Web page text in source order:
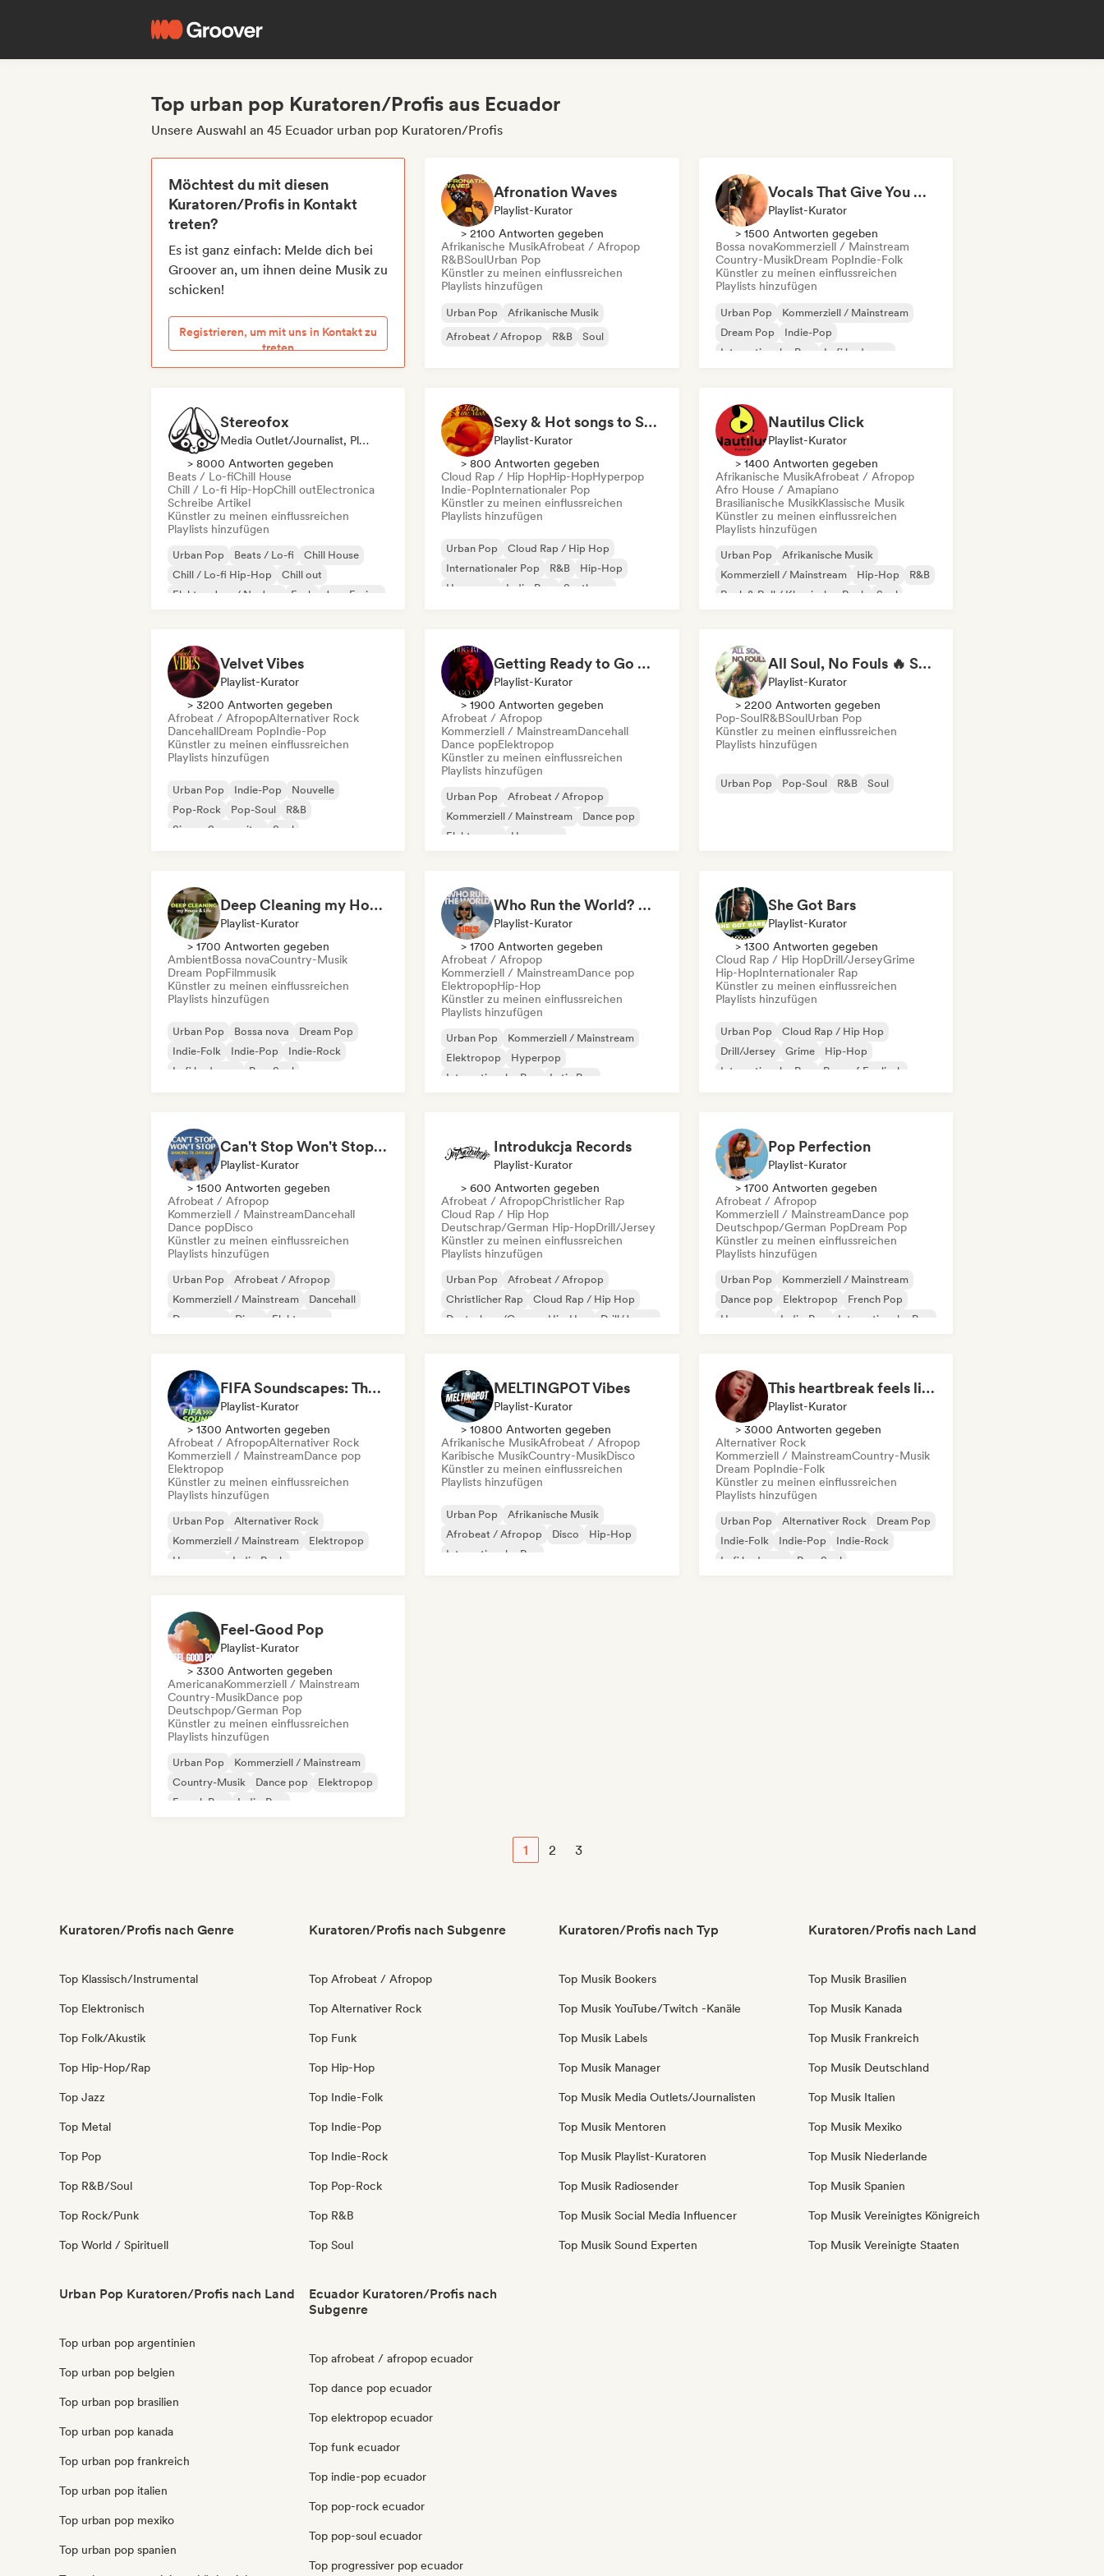
Top urban pop Kuratoren/Profis aus Ecuador
Unsere Auswahl an 45 Ecuador urban pop Kuratoren/Profis
Möchtest du mit diesen
Kuratoren/Profis in Kontakt
treten?
Es ist ganz einfach: Melde dich bei
Groover an, um ihnen deine Musik zu
schicken!
Registrieren, um mit uns in Kontakt zu
treten
Afronation Waves
Playlist-Kurator
> 2100 Antworten gegeben
Afrikanische MusikAfrobeat / Afropop
R&BSoulUrban Pop
Künstler zu meinen einflussreichen
Playlists hinzufügen
Urban Pop
Afrikanische Musik
Afrobeat / Afropop
R&B Soul
Vocals That Give You Chills
Playlist-Kurator
> 1500 Antworten gegeben
Bossa novaKommerziell / Mainstream
Country-MusikDream PopIndie-Folk
Künstler zu meinen einflussreichen
Playlists hinzufügen
Urban Pop
Kommerziell / Mainstream
Dream Pop
Indie-Pop
Internationaler Pop
Lofi bedroom
Stereofox
Media Outlet/Journalist, Playlist-Kurator
> 8000 Antworten gegeben
Beats / Lo-fiChill House
Chill / Lo-fi Hip-HopChill outElectronica
Schreibe Artikel
Künstler zu meinen einflussreichen
Playlists hinzufügen
Urban Pop Beats / Lo-fi
Chill House
Chill / Lo-fi Hip-Hop
Chill out
Elektro-Jazz / Nu Jazz
Funk Jazz-Fusion
Sexy & Hot songs to Set the Mood 🥀 🥵
Playlist-Kurator
> 800 Antworten gegeben
Cloud Rap / Hip HopHip-HopHyperpop
Indie-PopInternationaler Pop
Künstler zu meinen einflussreichen
Playlists hinzufügen
Urban Pop
Cloud Rap / Hip Hop
Internationaler Pop
R&B
Hip-Hop
Hyperpop
Indie-Pop Synthpop
Nautilus Click
Playlist-Kurator
> 1400 Antworten gegeben
Afrikanische MusikAfrobeat / Afropop
Afro House / Amapiano
Brasilianische MusikKlassische Musik
Künstler zu meinen einflussreichen
Playlists hinzufügen
Urban Pop
Afrikanische Musik
Kommerziell / Mainstream
Hip-Hop
R&B
Rock & Roll / Klassischer Rock
Soul
Velvet Vibes
Playlist-Kurator
> 3200 Antworten gegeben
Afrobeat / AfropopAlternativer Rock
DancehallDream PopIndie-Pop
Künstler zu meinen einflussreichen
Playlists hinzufügen
Urban Pop Indie-Pop
Nouvelle
Pop-Rock
Pop-Soul
R&B
Singer-Songwriter
Soul
Getting Ready to Go Out 🍒💋
Playlist-Kurator
> 1900 Antworten gegeben
Afrobeat / Afropop
Kommerziell / MainstreamDancehall
Dance popElektropop
Künstler zu meinen einflussreichen
Playlists hinzufügen
Urban Pop
Afrobeat / Afropop
Kommerziell / Mainstream
Dance pop
Elektropop
Hyperpop
All Soul, No Fouls 🔥 Smooth Contemporary R&B & Neo Soul
Playlist-Kurator
> 2200 Antworten gegeben
Pop-SoulR&BSoulUrban Pop
Künstler zu meinen einflussreichen
Playlists hinzufügen
Urban Pop Pop-Soul R&B Soul
Deep Cleaning my House and Life 🫧 Bedroom Pop & Indie Pop
Playlist-Kurator
> 1700 Antworten gegeben
AmbientBossa novaCountry-Musik
Dream PopFilmmusik
Künstler zu meinen einflussreichen
Playlists hinzufügen
Urban Pop Bossa nova
Dream Pop
Indie-Folk
Indie-Pop
Indie-Rock
Lofi bedroom
Pop-Soul
Who Run the World? Girls! 🔥 Female Empowerment Pop & Girl-Power Anthems
Playlist-Kurator
> 1700 Antworten gegeben
Afrobeat / Afropop
Kommerziell / MainstreamDance pop
ElektropopHip-Hop
Künstler zu meinen einflussreichen
Playlists hinzufügen
Urban Pop
Kommerziell / Mainstream
Elektropop
Hyperpop
Internationaler Pop
Latin Pop
She Got Bars
Playlist-Kurator
> 1300 Antworten gegeben
Cloud Rap / Hip HopDrill/JerseyGrime
Hip-HopInternationaler Rap
Künstler zu meinen einflussreichen
Playlists hinzufügen
Urban Pop
Cloud Rap / Hip Hop
Drill/Jersey
Grime
Hip-Hop
Internationaler Rap
Rap auf Englisch
Can't Stop Won't Stop 🪩 Electropop, Dance-Pop & Nu Disco
Playlist-Kurator
> 1500 Antworten gegeben
Afrobeat / Afropop
Kommerziell / MainstreamDancehall
Dance popDisco
Künstler zu meinen einflussreichen
Playlists hinzufügen
Urban Pop
Afrobeat / Afropop
Kommerziell / Mainstream
Dancehall
Dance pop
Disco
Elektropop
Introdukcja Records
Playlist-Kurator
> 600 Antworten gegeben
Afrobeat / AfropopChristlicher Rap
Cloud Rap / Hip Hop
Deutschrap/German Hip-HopDrill/Jersey
Künstler zu meinen einflussreichen
Playlists hinzufügen
Urban Pop
Afrobeat / Afropop
Christlicher Rap
Cloud Rap / Hip Hop
Deutschrap/German Hip-Hop
Drill/Jersey
Pop Perfection
Playlist-Kurator
> 1700 Antworten gegeben
Afrobeat / Afropop
Kommerziell / MainstreamDance pop
Deutschpop/German PopDream Pop
Künstler zu meinen einflussreichen
Playlists hinzufügen
Urban Pop
Kommerziell / Mainstream
Dance pop
Elektropop
French Pop
Hyperpop
Indie-Pop Internationaler Pop
FIFA Soundscapes: The Ultimate Soundtrack ⚽️ Festival Indie, Electropop & Dance Anthems
Playlist-Kurator
> 1300 Antworten gegeben
Afrobeat / AfropopAlternativer Rock
Kommerziell / MainstreamDance pop
Elektropop
Künstler zu meinen einflussreichen
Playlists hinzufügen
Urban Pop
Alternativer Rock
Kommerziell / Mainstream
Elektropop
Hyperpop
Indie-Rock
MELTINGPOT Vibes
Playlist-Kurator
> 10800 Antworten gegeben
Afrikanische MusikAfrobeat / Afropop
Karibische MusikCountry-MusikDisco
Künstler zu meinen einflussreichen
Playlists hinzufügen
Urban Pop
Afrikanische Musik
Afrobeat / Afropop
Disco
Hip-Hop
Internationaler Rap
This heartbreak feels like the end of the world
Playlist-Kurator
> 3000 Antworten gegeben
Alternativer Rock
Kommerziell / MainstreamCountry-Musik
Dream PopIndie-Folk
Künstler zu meinen einflussreichen
Playlists hinzufügen
Urban Pop Alternativer Rock
Dream Pop
Indie-Folk
Indie-Pop
Indie-Rock
Lofi bedroom
Pop-Soul
Feel-Good Pop
Playlist-Kurator
> 3300 Antworten gegeben
AmericanaKommerziell / Mainstream
Country-MusikDance pop
Deutschpop/German Pop
Künstler zu meinen einflussreichen
Playlists hinzufügen
Urban Pop
Kommerziell / Mainstream
Country-Musik
Dance pop
Elektropop
French Pop
Indie-Pop
1 2 3
Kuratoren/Profis nach Genre
Top Klassisch/Instrumental
Top Elektronisch
Top Folk/Akustik
Top Hip-Hop/Rap
Top Jazz
Top Metal
Top Pop
Top R&B/Soul
Top Rock/Punk
Top World / Spirituell
Kuratoren/Profis nach Subgenre
Top Afrobeat / Afropop
Top Alternativer Rock
Top Funk
Top Hip-Hop
Top Indie-Folk
Top Indie-Pop
Top Indie-Rock
Top Pop-Rock
Top R&B
Top Soul
Kuratoren/Profis nach Typ
Top Musik Bookers
Top Musik YouTube/Twitch -Kanäle
Top Musik Labels
Top Musik Manager
Top Musik Media Outlets/Journalisten
Top Musik Mentoren
Top Musik Playlist-Kuratoren
Top Musik Radiosender
Top Musik Social Media Influencer
Top Musik Sound Experten
Kuratoren/Profis nach Land
Top Musik Brasilien
Top Musik Kanada
Top Musik Frankreich
Top Musik Deutschland
Top Musik Italien
Top Musik Mexiko
Top Musik Niederlande
Top Musik Spanien
Top Musik Vereinigtes Königreich
Top Musik Vereinigte Staaten
Urban Pop Kuratoren/Profis nach Land
Top urban pop argentinien
Top urban pop belgien
Top urban pop brasilien
Top urban pop kanada
Top urban pop frankreich
Top urban pop italien
Top urban pop mexiko
Top urban pop spanien
Ecuador Kuratoren/Profis nach
Subgenre
Top afrobeat / afropop ecuador
Top dance pop ecuador
Top elektropop ecuador
Top funk ecuador
Top indie-pop ecuador
Top pop-rock ecuador
Top pop-soul ecuador
Top progressiver pop ecuador